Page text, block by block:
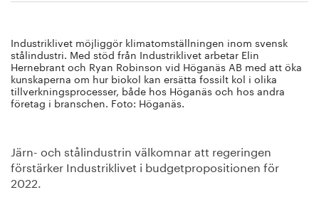
Industriklivet möjliggör klimatomställningen inom svensk
stålindustri. Med stöd från Industriklivet arbetar Elin
Hernebrant och Ryan Robinson vid Höganäs AB med att öka
kunskaperna om hur biokol kan ersätta fossilt kol i olika
tillverkningsprocesser, både hos Höganäs och hos andra
företag i branschen. Foto: Höganäs.
Järn- och stålindustrin välkomnar att regeringen
förstärker Industriklivet i budgetpropositionen för
2022.